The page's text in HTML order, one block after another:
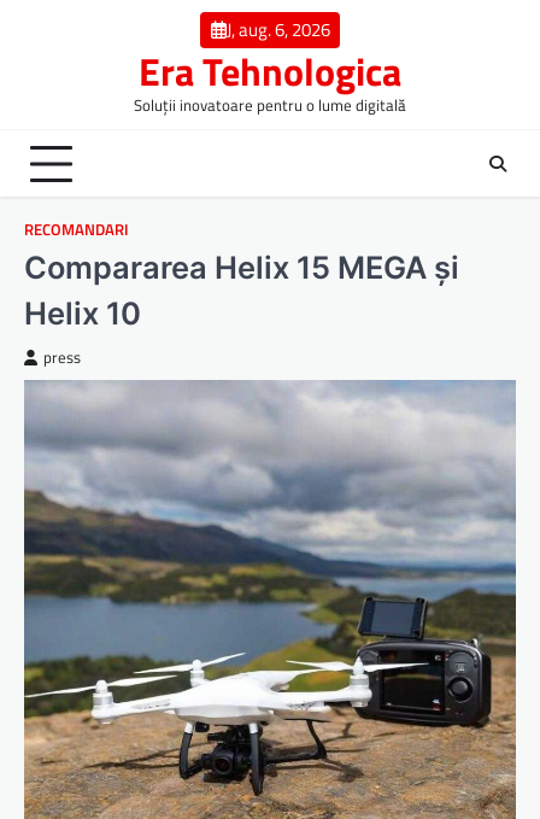
J, aug. 6, 2026
Era Tehnologica
Soluții inovatoare pentru o lume digitală
RECOMANDARI
Compararea Helix 15 MEGA și
Helix 10
press